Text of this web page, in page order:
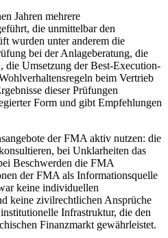
Jahren mehrere
die unmittelbar den
wurden unter anderem die
bei der Anlageberatung, die
die Umsetzung der Best-Execution-
beim Vertrieb
dieser Prüfungen
Form und gibt Empfehlungen
der FMA aktiv nutzen: die
bei Unklarheiten das
Beschwerden die FMA
der FMA als Informationsquelle
keine individuellen
keine zivilrechtlichen Ansprüche
Infrastruktur, die den
Finanzmarkt gewährleistet.